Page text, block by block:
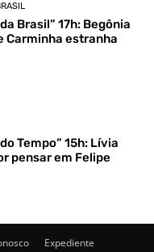
Brasil” 17h: Begônia
Carminha estranha
Tempo” 15h: Lívia
pensar em Felipe
Expediente